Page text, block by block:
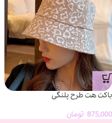
باکت هت طرح پلنگی
875,000 تومان